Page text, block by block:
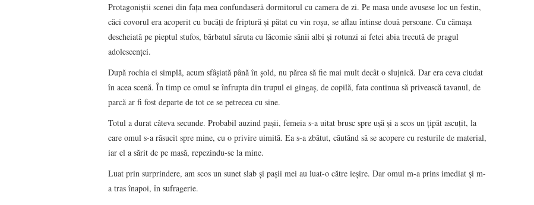
Protagoniştii scenei din faţa mea confundaseră dormitorul cu camera de zi. Pe masa unde avusese loc un festin,
căci covorul era acoperit cu bucăţi de friptură şi pătat cu vin roşu, se aflau întinse două persoane. Cu cămaşa
descheiată pe pieptul stufos, bărbatul săruta cu lăcomie sânii albi şi rotunzi ai fetei abia trecută de pragul
adolescenţei.
După rochia ei simplă, acum sfâşiată până în şold, nu părea să fie mai mult decât o slujnică. Dar era ceva ciudat
în acea scenă. În timp ce omul se înfrupta din trupul ei gingaş, de copilă, fata continua să privească tavanul, de
parcă ar fi fost departe de tot ce se petrecea cu sine.
Totul a durat câteva secunde. Probabil auzind paşii, femeia s-a uitat brusc spre uşă şi a scos un ţipăt ascuţit, la
care omul s-a răsucit spre mine, cu o privire uimită. Ea s-a zbătut, căutând să se acopere cu resturile de material,
iar el a sărit de pe masă, repezindu-se la mine.
Luat prin surprindere, am scos un sunet slab şi paşii mei au luat-o către ieşire. Dar omul m-a prins imediat şi m-
a tras înapoi, în sufragerie.